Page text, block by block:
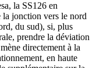
la SS126 en
jonction vers le nord
du sud), si, plus
prendre la déviation
directement à la
en haute